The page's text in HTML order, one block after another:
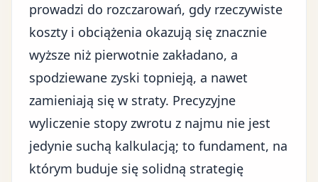
prowadzi do rozczarowań, gdy rzeczywiste
koszty i obciążenia okazują się znacznie
wyższe niż pierwotnie zakładano, a
spodziewane zyski topnieją, a nawet
zamieniają się w straty. Precyzyjne
wyliczenie stopy zwrotu z najmu nie jest
jedynie suchą kalkulacją; to fundament, na
którym buduje się solidną strategię